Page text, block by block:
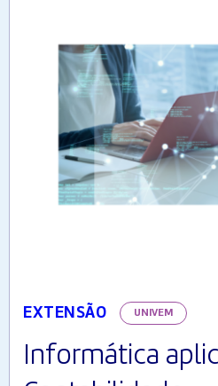
EXTENSÃO UNIVEM
Informática